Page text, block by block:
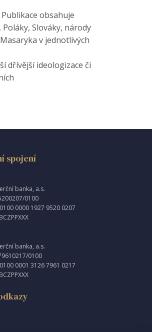
obsahuje
Slováky, národy
v jednotlivých
dřívější ideologizace či
spojení
banka, a.s.
0100
0000 1927 9520 0207
banka, a.s.
0100
0001 3126 7961 0217